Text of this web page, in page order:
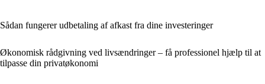
Sådan fungerer udbetaling af afkast fra dine investeringer
Økonomisk rådgivning ved livsændringer – få professionel hjælp til at
tilpasse din privatøkonomi